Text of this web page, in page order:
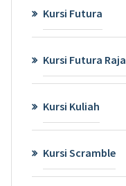
Kursi Futura
Kursi Futura Raja
Kursi Kuliah
Kursi Scramble